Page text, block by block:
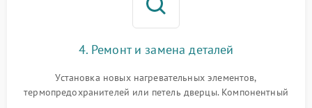
4. Ремонт и замена деталей
Установка новых нагревательных элементов,
термопредохранителей или петель дверцы. Компонентный